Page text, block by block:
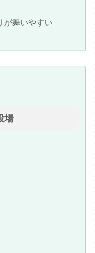
が舞いやすい
場